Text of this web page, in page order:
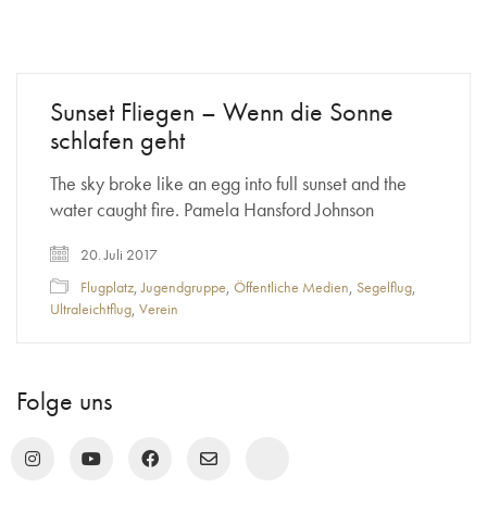
Sunset Fliegen – Wenn die Sonne
schlafen geht
The sky broke like an egg into full sunset and the
water caught fire. Pamela Hansford Johnson
20. Juli 2017
Flugplatz,Jugendgruppe, Öffentliche Medien, Segelflug,
Ultraleichtflug, Verein
Folge uns